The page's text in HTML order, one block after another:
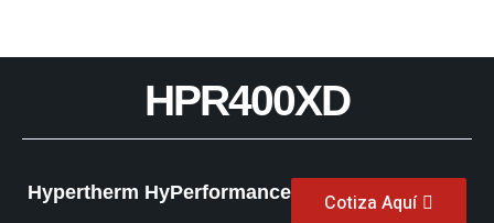
HPR400XD
Hypertherm HyPerformance Cotiza Aquí